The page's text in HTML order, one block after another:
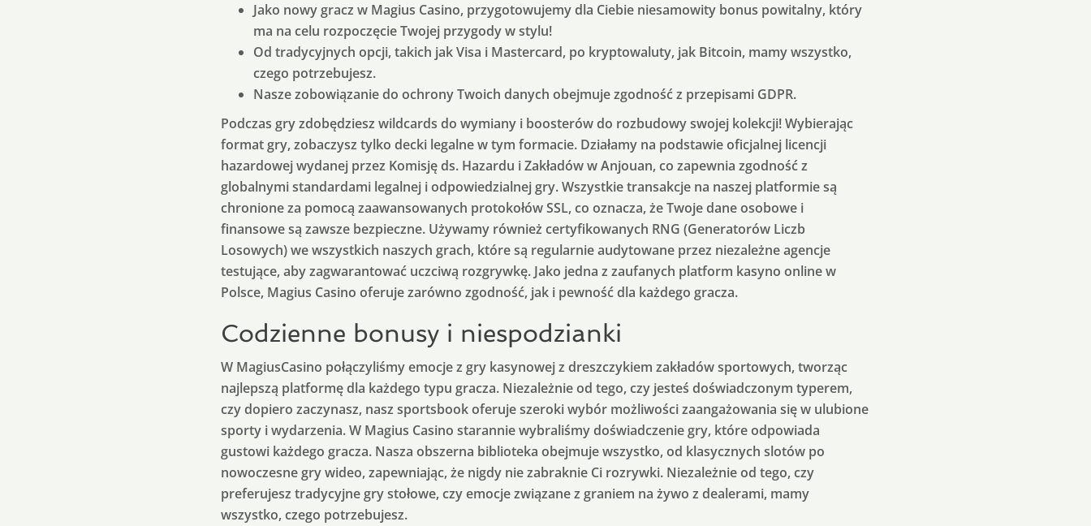
Jako nowy gracz w Magius Casino, przygotowujemy dla Ciebie niesamowity bonus powitalny, który
ma na celu rozpoczęcie Twojej przygody w stylu!
Od tradycyjnych opcji, takich jak Visa i Mastercard, po kryptowaluty, jak Bitcoin, mamy wszystko,
czego potrzebujesz.
Nasze zobowiązanie do ochrony Twoich danych obejmuje zgodność z przepisami GDPR.
Podczas gry zdobędziesz wildcards do wymiany i boosterów do rozbudowy swojej kolekcji! Wybierając
format gry, zobaczysz tylko decki legalne w tym formacie. Działamy na podstawie oficjalnej licencji
hazardowej wydanej przez Komisję ds. Hazardu i Zakładów w Anjouan, co zapewnia zgodność z
globalnymi standardami legalnej i odpowiedzialnej gry. Wszystkie transakcje na naszej platformie są
chronione za pomocą zaawansowanych protokołów SSL, co oznacza, że Twoje dane osobowe i
finansowe są zawsze bezpieczne. Używamy również certyfikowanych RNG (Generatorów Liczb
Losowych) we wszystkich naszych grach, które są regularnie audytowane przez niezależne agencje
testujące, aby zagwarantować uczciwą rozgrywkę. Jako jedna z zaufanych platform kasyno online w
Polsce, Magius Casino oferuje zarówno zgodność, jak i pewność dla każdego gracza.
Codzienne bonusy i niespodzianki
W MagiusCasino połączyliśmy emocje z gry kasynowej z dreszczykiem zakładów sportowych, tworząc
najlepszą platformę dla każdego typu gracza. Niezależnie od tego, czy jesteś doświadczonym typerem,
czy dopiero zaczynasz, nasz sportsbook oferuje szeroki wybór możliwości zaangażowania się w ulubione
sporty i wydarzenia. W Magius Casino starannie wybraliśmy doświadczenie gry, które odpowiada
gustowi każdego gracza. Nasza obszerna biblioteka obejmuje wszystko, od klasycznych slotów po
nowoczesne gry wideo, zapewniając, że nigdy nie zabraknie Ci rozrywki. Niezależnie od tego, czy
preferujesz tradycyjne gry stołowe, czy emocje związane z graniem na żywo z dealerami, mamy
wszystko, czego potrzebujesz.